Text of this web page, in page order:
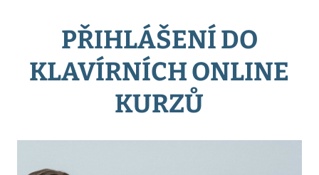
PŘIHLÁŠENÍ DO
KLAVÍRNÍCH ONLINE
KURZŮ